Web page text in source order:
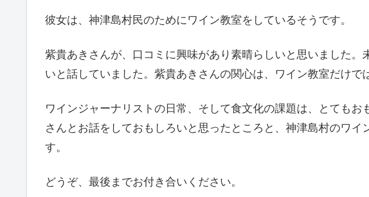
彼女は、神津島村民のためにワイン教室をしているそうです。
紫貴あきさんが、口コミに興味があり素晴らしいと思いました。
いと話していました。紫貴あきさんの関心は、ワイン教室だけで
ワインジャーナリストの日常、そして食文化の課題は、とてもお
さんとお話をしておもしろいと思ったところと、神津島村のワイ
す。
どうぞ、最後までお付き合いください。